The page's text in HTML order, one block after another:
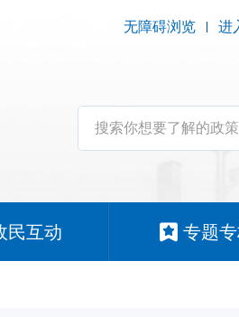
无障碍浏览 进
民互动 专题